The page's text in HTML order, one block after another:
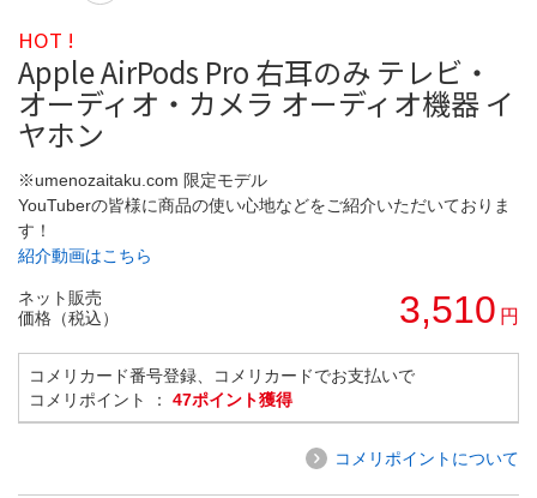
HOT !
Apple AirPods Pro 右耳のみ テレビ・
オーディオ・カメラ オーディオ機器 イ
ヤホン
※umenozaitaku.com 限定モデル
YouTuberの皆様に商品の使い心地などをご紹介いただいておりま
す！
紹介動画はこちら
ネット販売
価格（税込）
3,510 円
コメリカード番号登録、コメリカードでお支払いで
コメリポイント ： 47ポイント獲得
コメリポイントについて